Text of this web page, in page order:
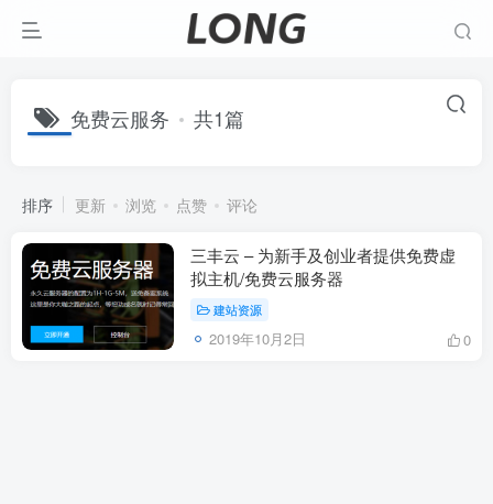
免费云服务 共1篇
排序 更新 浏览 点赞 评论
三丰云 – 为新手及创业者提供免费虚
拟主机/免费云服务器
建站资源
2019年10月2日 0